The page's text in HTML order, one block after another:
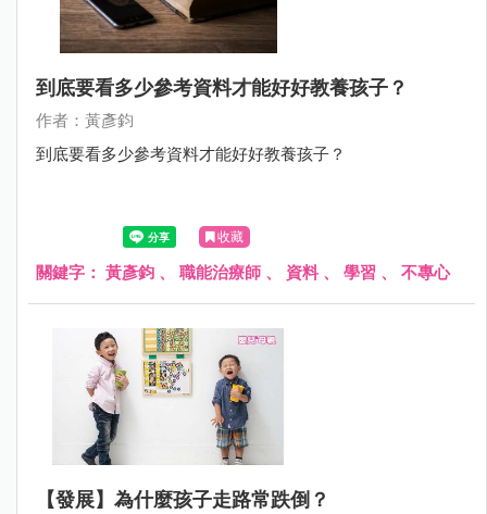
到底要看多少參考資料才能好好教養孩子？
作者：黃彥鈞
到底要看多少參考資料才能好好教養孩子？
收藏
關鍵字： 黃彥鈞 、 職能治療師 、 資料 、 學習 、 不專心
【發展】為什麼孩子走路常跌倒？